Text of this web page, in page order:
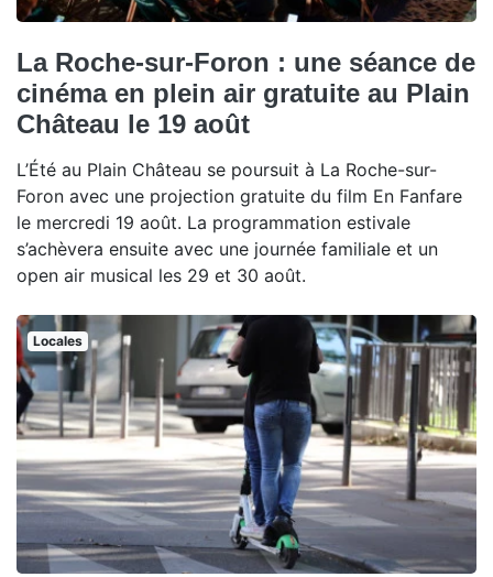
La Roche-sur-Foron : une séance de
cinéma en plein air gratuite au Plain
Château le 19 août
L’Été au Plain Château se poursuit à La Roche-sur-
Foron avec une projection gratuite du film En Fanfare
le mercredi 19 août. La programmation estivale
s’achèvera ensuite avec une journée familiale et un
open air musical les 29 et 30 août.
Locales